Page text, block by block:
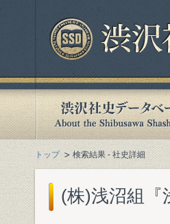
トップ 検索結果 - 社史詳細
(株)浅沼組『